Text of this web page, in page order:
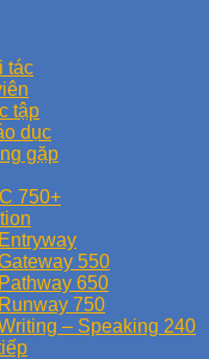
tác
tập
dục
gặp
750+
550
650
750
– Speaking 240